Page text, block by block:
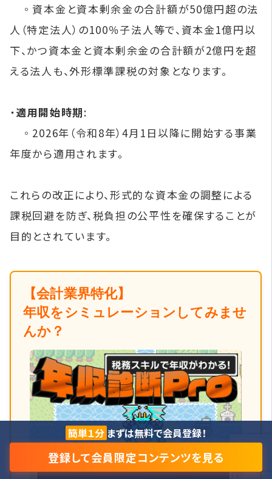
◦資本金と資本剰余金の合計額が50億円超の法
人（特定法人）の100％子法人等で、資本金1億円以
下、かつ資本金と資本剰余金の合計額が2億円を超
える法人も、外形標準課税の対象となります。​
・適用開始時期:
◦2026年（令和8年）4月1日以降に開始する事業
年度から適用されます。
​ これらの改正により、形式的な資本金の調整による
課税回避を防ぎ、税負担の公平性を確保することが
目的とされています。
【会計業界特化】
年収をシミュレーションしてみませ
んか？
簡単１分 まずは無料で会員登録！
登録して会員限定コンテンツを見る